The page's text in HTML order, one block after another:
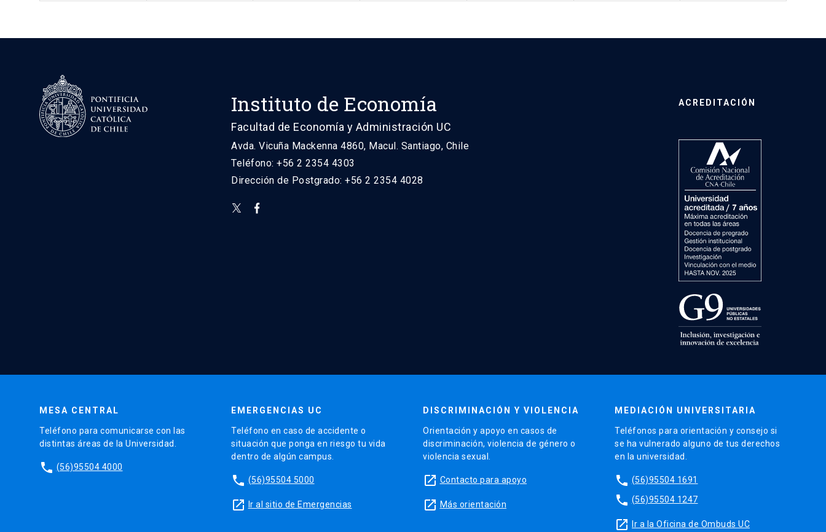
Instituto de Economía
Facultad de Economía y Administración UC
Avda. Vicuña Mackenna 4860, Macul. Santiago, Chile
Teléfono: +56 2 2354 4303
Dirección de Postgrado: +56 2 2354 4028
ACREDITACIÓN
MESA CENTRAL
Teléfono para comunicarse con las
distintas áreas de la Universidad.
phone (56)95504 4000
EMERGENCIAS UC
Teléfono en caso de accidente o
situación que ponga en riesgo tu vida
dentro de algún campus.
phone (56)95504 5000
launch Ir al sitio de Emergencias
DISCRIMINACIÓN Y VIOLENCIA
Orientación y apoyo en casos de
discriminación, violencia de género o
violencia sexual.
launch Contacto para apoyo
launch Más orientación
MEDIACIÓN UNIVERSITARIA
Teléfonos para orientación y consejo si
se ha vulnerado alguno de tus derechos
en la universidad.
phone (56)95504 1691
phone (56)95504 1247
launch Ir a la Oficina de Ombuds UC